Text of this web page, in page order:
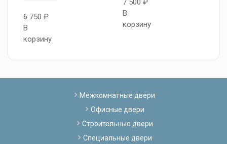
6 750 ₽
В
корзину
7 500 ₽
В
корзину
Межкомнатные двери
Офисные двери
Строительные двери
Специальные двери